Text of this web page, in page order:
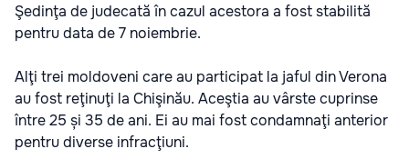
Şedinţa de judecată în cazul acestora a fost stabilită
pentru data de 7 noiembrie.
Alţi trei moldoveni care au participat la jaful din Verona
au fost reţinuţi la Chişinău. Aceştia au vârste cuprinse
între 25 și 35 de ani. Ei au mai fost condamnaţi anterior
pentru diverse infracţiuni.